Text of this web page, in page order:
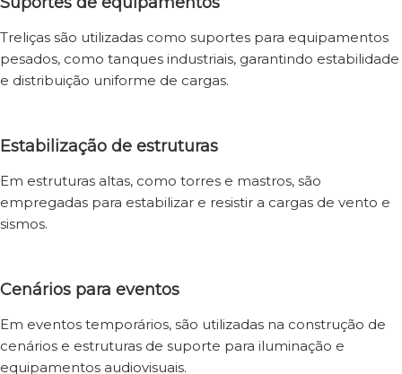
Treliças são utilizadas como suportes para equipamentos
pesados, como tanques industriais, garantindo estabilidade
e distribuição uniforme de cargas.
Estabilização de estruturas
Em estruturas altas, como torres e mastros, são
empregadas para estabilizar e resistir a cargas de vento e
sismos.
Cenários para eventos
Em eventos temporários, são utilizadas na construção de
cenários e estruturas de suporte para iluminação e
equipamentos audiovisuais.